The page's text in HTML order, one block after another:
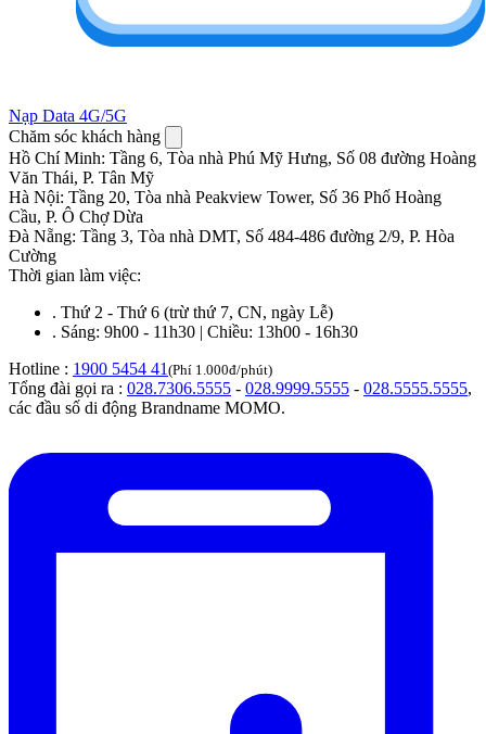
Nạp Data 4G/5G
Chăm sóc khách hàng
Hồ Chí Minh: Tầng 6, Tòa nhà Phú Mỹ Hưng, Số 08 đường Hoàng
Văn Thái, P. Tân Mỹ
Hà Nội: Tầng 20, Tòa nhà Peakview Tower, Số 36 Phố Hoàng
Cầu, P. Ô Chợ Dừa
Đà Nẵng: Tầng 3, Tòa nhà DMT, Số 484-486 đường 2/9, P. Hòa
Cường
Thời gian làm việc:
. Thứ 2 - Thứ 6 (trừ thứ 7, CN, ngày Lễ)
. Sáng: 9h00 - 11h30 | Chiều: 13h00 - 16h30
Hotline : 1900 5454 41 (Phí 1.000đ/phút)
Tổng đài gọi ra : 028.7306.5555 - 028.9999.5555 - 028.5555.5555,
các đầu số di động Brandname MOMO.